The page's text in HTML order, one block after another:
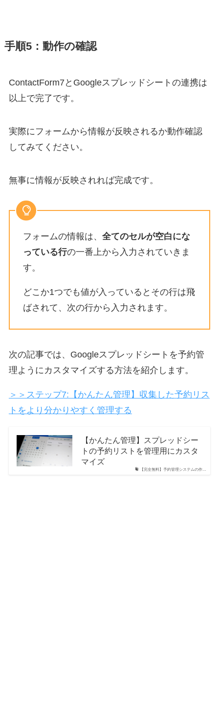
手順5：動作の確認
ContactForm7とGoogleスプレッドシートの連携は
以上で完了です。
実際にフォームから情報が反映されるか動作確認
してみてください。
無事に情報が反映されれば完成です。
フォームの情報は、 全てのセルが空白にな
っている行の一番上から入力されていきま
す。
どこか1つでも値が入っているとその行は飛
ばされて、次の行から入力されます。
次の記事では、Googleスプレッドシートを予約管
理ようにカスタマイズする方法を紹介します。
＞＞ステップ7:【かんたん管理】収集した予約リス
トをより分かりやすく管理する
【完全無料】予約管理システムの作…
【かんたん管理】スプレッドシー
トの予約リストを管理用にカスタ
マイズ